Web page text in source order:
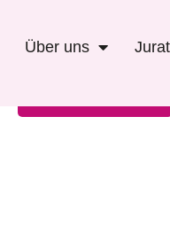
Über uns